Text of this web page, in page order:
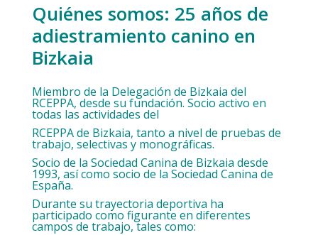
Quiénes somos: 25 años de
adiestramiento canino en
Bizkaia
Miembro de la Delegación de Bizkaia del
RCEPPA, desde su fundación. Socio activo en
todas las actividades del
RCEPPA de Bizkaia, tanto a nivel de pruebas de
trabajo, selectivas y monográficas.
Socio de la Sociedad Canina de Bizkaia desde
1993, así como socio de la Sociedad Canina de
España.
Durante su trayectoria deportiva ha
participado como figurante en diferentes
campos de trabajo, tales como: